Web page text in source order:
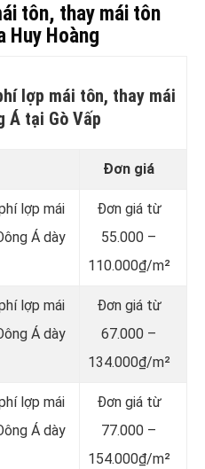
tôn, thay mái tôn
Huy Hoàng
lợp mái tôn, thay mái
Á tại Gò Vấp
Đơn giá
lợp mái
Á dày
Đơn giá từ
55.000 –
110.000₫/m²
lợp mái
Á dày
Đơn giá từ
67.000 –
134.000₫/m²
lợp mái
Á dày
Đơn giá từ
77.000 –
154.000₫/m²